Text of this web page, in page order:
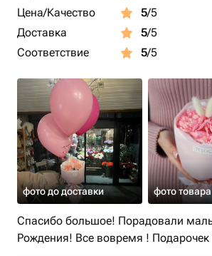
Цена/Качество
5/5
Доставка
5/5
Соответствие
5/5
фото до доставки фото товара
Спасибо большое! Порадовали
Рождения! Все вовремя ! Подарочек